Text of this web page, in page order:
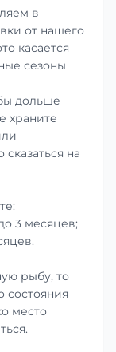
в
от нашего
касается
сезоны
дольше
храните
на
3 месяцев;
рыбу, то
состояния
место